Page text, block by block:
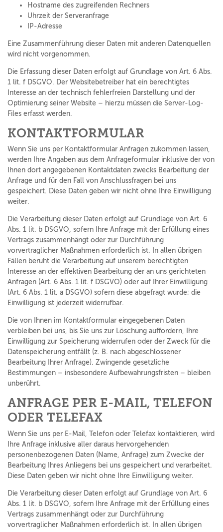
Hostname des zugreifenden Rechners
Uhrzeit der Serveranfrage
IP-Adresse
Eine Zusammenführung dieser Daten mit anderen Datenquellen
wird nicht vorgenommen.
Die Erfassung dieser Daten erfolgt auf Grundlage von Art. 6 Abs.
1 lit. f DSGVO. Der Websitebetreiber hat ein berechtigtes
Interesse an der technisch fehlerfreien Darstellung und der
Optimierung seiner Website – hierzu müssen die Server-Log-
Files erfasst werden.
KONTAKTFORMULAR
Wenn Sie uns per Kontaktformular Anfragen zukommen lassen,
werden Ihre Angaben aus dem Anfrageformular inklusive der von
Ihnen dort angegebenen Kontaktdaten zwecks Bearbeitung der
Anfrage und für den Fall von Anschlussfragen bei uns
gespeichert. Diese Daten geben wir nicht ohne Ihre Einwilligung
weiter.
Die Verarbeitung dieser Daten erfolgt auf Grundlage von Art. 6
Abs. 1 lit. b DSGVO, sofern Ihre Anfrage mit der Erfüllung eines
Vertrags zusammenhängt oder zur Durchführung
vorvertraglicher Maßnahmen erforderlich ist. In allen übrigen
Fällen beruht die Verarbeitung auf unserem berechtigten
Interesse an der effektiven Bearbeitung der an uns gerichteten
Anfragen (Art. 6 Abs. 1 lit. f DSGVO) oder auf Ihrer Einwilligung
(Art. 6 Abs. 1 lit. a DSGVO) sofern diese abgefragt wurde; die
Einwilligung ist jederzeit widerrufbar.
Die von Ihnen im Kontaktformular eingegebenen Daten
verbleiben bei uns, bis Sie uns zur Löschung auffordern, Ihre
Einwilligung zur Speicherung widerrufen oder der Zweck für die
Datenspeicherung entfällt (z. B. nach abgeschlossener
Bearbeitung Ihrer Anfrage). Zwingende gesetzliche
Bestimmungen – insbesondere Aufbewahrungsfristen – bleiben
unberührt.
ANFRAGE PER E-MAIL, TELEFON
ODER TELEFAX
Wenn Sie uns per E-Mail, Telefon oder Telefax kontaktieren, wird
Ihre Anfrage inklusive aller daraus hervorgehenden
personenbezogenen Daten (Name, Anfrage) zum Zwecke der
Bearbeitung Ihres Anliegens bei uns gespeichert und verarbeitet.
Diese Daten geben wir nicht ohne Ihre Einwilligung weiter.
Die Verarbeitung dieser Daten erfolgt auf Grundlage von Art. 6
Abs. 1 lit. b DSGVO, sofern Ihre Anfrage mit der Erfüllung eines
Vertrags zusammenhängt oder zur Durchführung
vorvertraglicher Maßnahmen erforderlich ist. In allen übrigen